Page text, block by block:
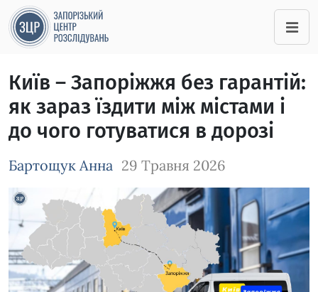
Київ – Запоріжжя без гарантій:
як зараз їздити між містами і
до чого готуватися в дорозі
Бартощук Анна 29 Травня 2026
Зображення завантажується